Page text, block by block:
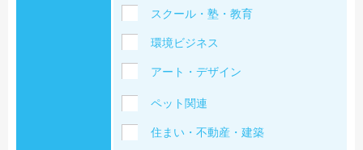
スクール・塾・教育
環境ビジネス
アート・デザイン
ペット関連
住まい・不動産・建築